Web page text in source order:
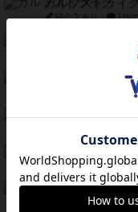
ガルフストライク
紹介文あり 1件
1件
1件
紹介文あり 1件
テンプテーショ
紹介文なし 2件